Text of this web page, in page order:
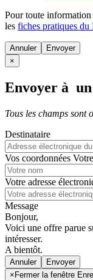
Pour toute
les fiches pratiques
Annuler
×
Envoyer à
Tous les champs sont
Destinataire
Vos coordonnées
Votre adresse
Message
Bonjour,
Voici une offre parue
intéresser.
A bientôt.
Annuler
× Fermer la fenêtre